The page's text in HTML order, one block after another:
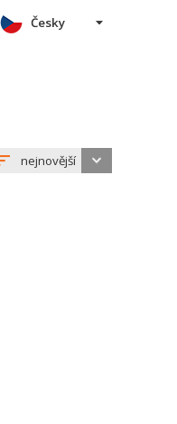
Česky
nejnovější